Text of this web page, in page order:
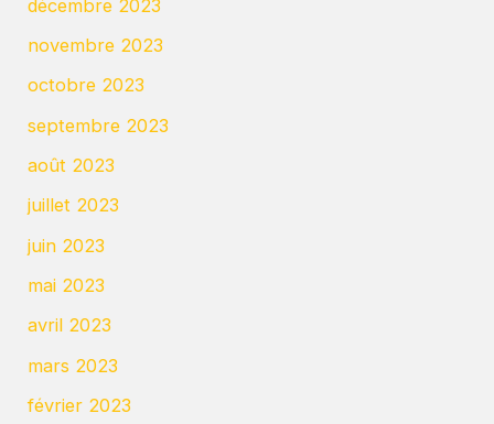
décembre 2023
novembre 2023
octobre 2023
septembre 2023
août 2023
juillet 2023
juin 2023
mai 2023
avril 2023
mars 2023
février 2023